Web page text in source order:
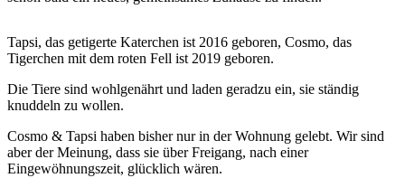
Tapsi, das getigerte Katerchen ist 2016 geboren, Cosmo, das
Tigerchen mit dem roten Fell ist 2019 geboren.
Die Tiere sind wohlgenährt und laden geradzu ein, sie ständig
knuddeln zu wollen.
Cosmo & Tapsi haben bisher nur in der Wohnung gelebt. Wir sind
aber der Meinung, dass sie über Freigang, nach einer
Eingewöhnungszeit, glücklich wären.